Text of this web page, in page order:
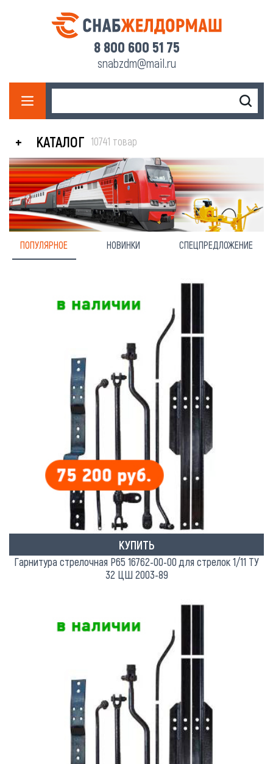
8 800 600 51 75
snabzdm@mail.ru
КАТАЛОГ 10741 товар
ПОПУЛЯРНОЕ НОВИНКИ СПЕЦПРЕДЛОЖЕНИЕ
КУПИТЬ
Гарнитура стрелочная Р65 16762-00-00 для стрелок 1/11 ТУ
32 ЦШ 2003-89